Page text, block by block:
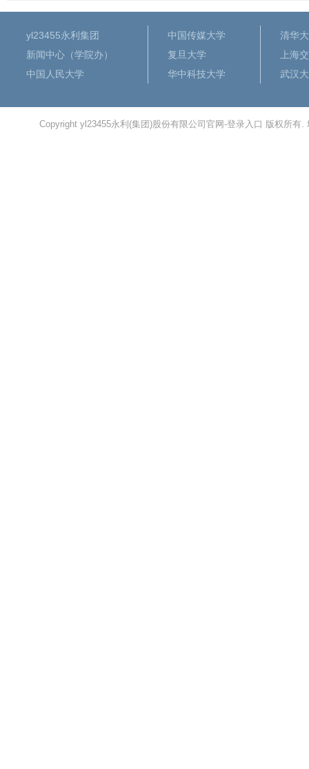
yl23455永利集团
新闻中心（学院办）
中国人民大学
中国传媒大学
复旦大学
华中科技大学
清华
上海
武汉
Copyright yl23455永利(集团)股份有限公司官网-登录入口 版权所